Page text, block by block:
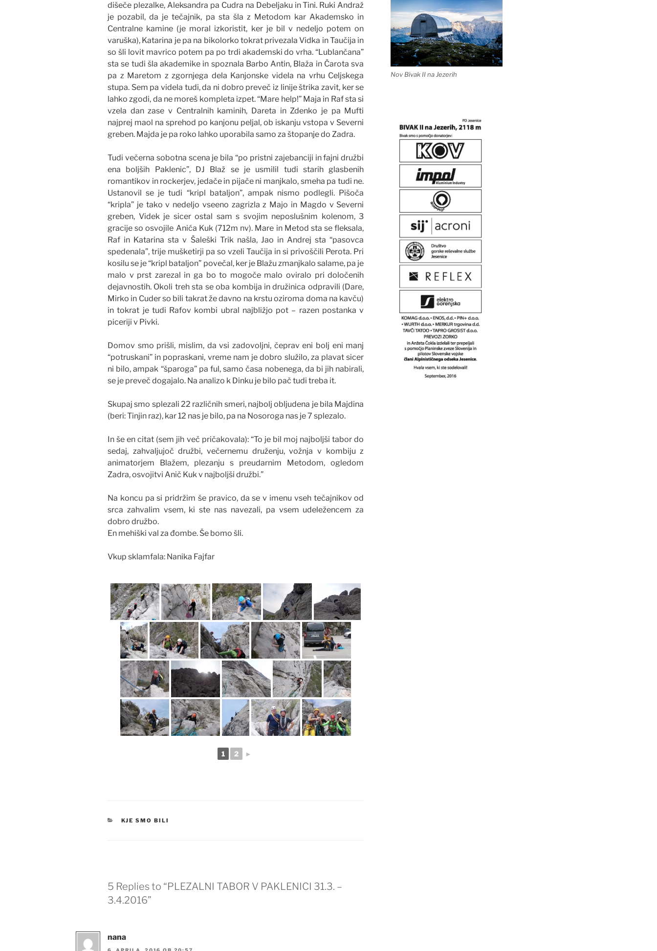
dišeče plezalke, Aleksandra pa Cudra na Debeljaku in Tini. Ruki Andraž
je pozabil, da je tečajnik, pa sta šla z Metodom kar Akademsko in
Centralne kamine (je moral izkoristit, ker je bil v nedeljo potem on
varuška), Katarina je pa na bikolorko tokrat privezala Vidka in Taučija in
so šli lovit mavrico potem pa po trdi akademski do vrha. “Lublančana”
sta se tudi šla akademike in spoznala Barbo Antin, Blaža in Čarota sva
pa z Maretom z zgornjega dela Kanjonske videla na vrhu Celjskega
stupa. Sem pa videla tudi, da ni dobro preveč iz linije štrika zavit, ker se
lahko zgodi, da ne moreš kompleta izpet. “Mare help!” Maja in Raf sta si
vzela dan zase v Centralnih kaminih, Dareta in Zdenko je pa Mufti
najprej maol na sprehod po kanjonu peljal, ob iskanju vstopa v Severni
greben. Majda je pa roko lahko uporabila samo za štopanje do Zadra.
Tudi večerna sobotna scena je bila “po pristni zajebanciji in fajni družbi
ena boljših Paklenic”, DJ Blaž se je usmilil tudi starih glasbenih
romantikov in rockerjev, jedače in pijače ni manjkalo, smeha pa tudi ne.
Ustanovil se je tudi “kripl bataljon”, ampak nismo podlegli. Pišoča
“kripla” je tako v nedeljo vseeno zagrizla z Majo in Magdo v Severni
greben, Videk je sicer ostal sam s svojim neposlušnim kolenom, 3
gracije so osvojile Anića Kuk (712m nv). Mare in Metod sta se fleksala,
Raf in Katarina sta v Šaleški Trik našla, Jao in Andrej sta “pasovca
spedenala”, trije mušketirji pa so vzeli Taučija in si privoščili Perota. Pri
kosilu se je “kripl bataljon” povečal, ker je Blažu zmanjkalo salame, pa je
malo v prst zarezal in ga bo to mogoče malo oviralo pri določenih
dejavnostih. Okoli treh sta se oba kombija in družinica odpravili (Dare,
Mirko in Cuder so bili takrat že davno na krstu oziroma doma na kavču)
in tokrat je tudi Rafov kombi ubral najbližjo pot – razen postanka v
piceriji v Pivki.
Domov smo prišli, mislim, da vsi zadovoljni, čeprav eni bolj eni manj
“potruskani” in popraskani, vreme nam je dobro služilo, za plavat sicer
ni bilo, ampak “šparoga” pa ful, samo časa nobenega, da bi jih nabirali,
se je preveč dogajalo. Na analizo k Dinku je bilo pač tudi treba it.
Skupaj smo splezali 22 različnih smeri, najbolj obljudena je bila Majdina
(beri: Tinjin raz), kar 12 nas je bilo, pa na Nosoroga nas je 7 splezalo.
In še en citat (sem jih več pričakovala): “To je bil moj najboljši tabor do
sedaj, zahvaljujoč družbi, večernemu druženju, vožnja v kombiju z
animatorjem Blažem, plezanju s preudarnim Metodom, ogledom
Zadra, osvojitvi Anič Kuk v najboljši družbi.”
Na koncu pa si pridržim še pravico, da se v imenu vseh tečajnikov od
srca zahvalim vsem, ki ste nas navezali, pa vsem udeležencem za
dobro družbo.
En mehiški val za đombe. Še bomo šli.
Vkup sklamfala: Nanika Fajfar
1 2 ►
KATEGORIJE
KJE SMO BILI
5 Replies to “PLEZALNI TABOR V PAKLENICI 31.3. –
3.4.2016”
nana
Nov Bivak II na Jezerih